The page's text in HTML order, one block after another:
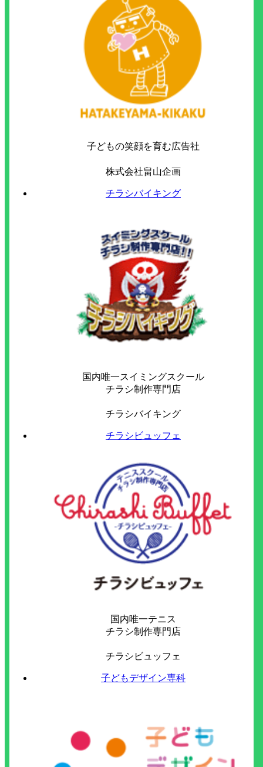
子どもの笑顔を育む広告社
株式会社畠山企画
チラシバイキング
国内唯一スイミングスクール
チラシ制作専門店
チラシバイキング
チラシビュッフェ
国内唯一テニス
チラシ制作専門店
チラシビュッフェ
子どもデザイン専科